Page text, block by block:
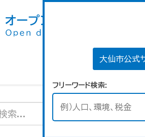
大仙市公式
フリーワード検索